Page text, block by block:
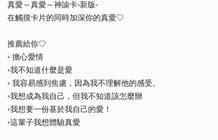
真愛～真愛～神諭卡-新版-
在觸摸卡片的同時加深你的真愛♡
推薦給你♡
◦ 擔心愛情
◦我不知道什麼是愛
◦ 我容易感到焦慮，因為我不理解他的感受。
◦我想成為我自己，但我不知道該怎麼辦
◦我想要一份基於我自己的愛！
◦這輩子我想體驗真愛